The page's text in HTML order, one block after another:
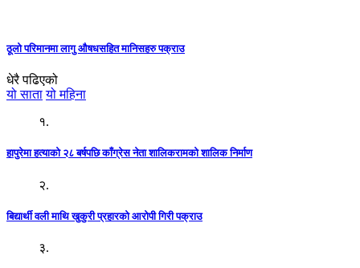
ठूलो परिमानमा लागु औषधसहित मानिसहरु पक्राउ
धेरै पढिएको
यो साता यो महिना
१.
हापुरेमा हत्याको २८ बर्षपछि काँग्रेस नेता शालिकरामको शालिक निर्माण
२.
बिद्यार्थी वली माथि खुकुरी प्रहारको आरोपी गिरी पक्राउ
३.